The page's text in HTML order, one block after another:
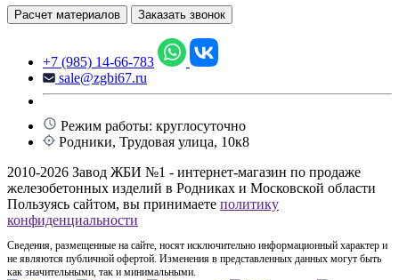
Расчет материалов Заказать звонок
+7 (985) 14-66-783
sale@zgbi67.ru
Режим работы: круглосуточно
Родники, Трудовая улица, 10к8
2010-2026 Завод ЖБИ №1 - интернет-магазин по продаже
железобетонных изделий в Родниках и Московской области
Пользуясь сайтом, вы принимаете политику
конфиденциальности
Сведения, размещенные на сайте, носят исключительно информационный характер и
не являются публичной офертой. Изменения в представленных данных могут быть
как значительными, так и минимальными.